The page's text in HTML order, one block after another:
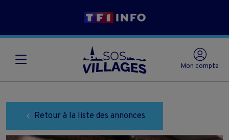
Mon compte
Retour à la liste des annonces